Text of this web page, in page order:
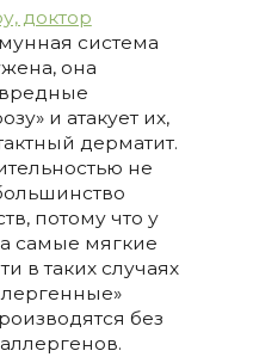
доктор
система
она
и атакует их,
дерматит.
не
потому что у
самые мягкие
в таких случаях
без